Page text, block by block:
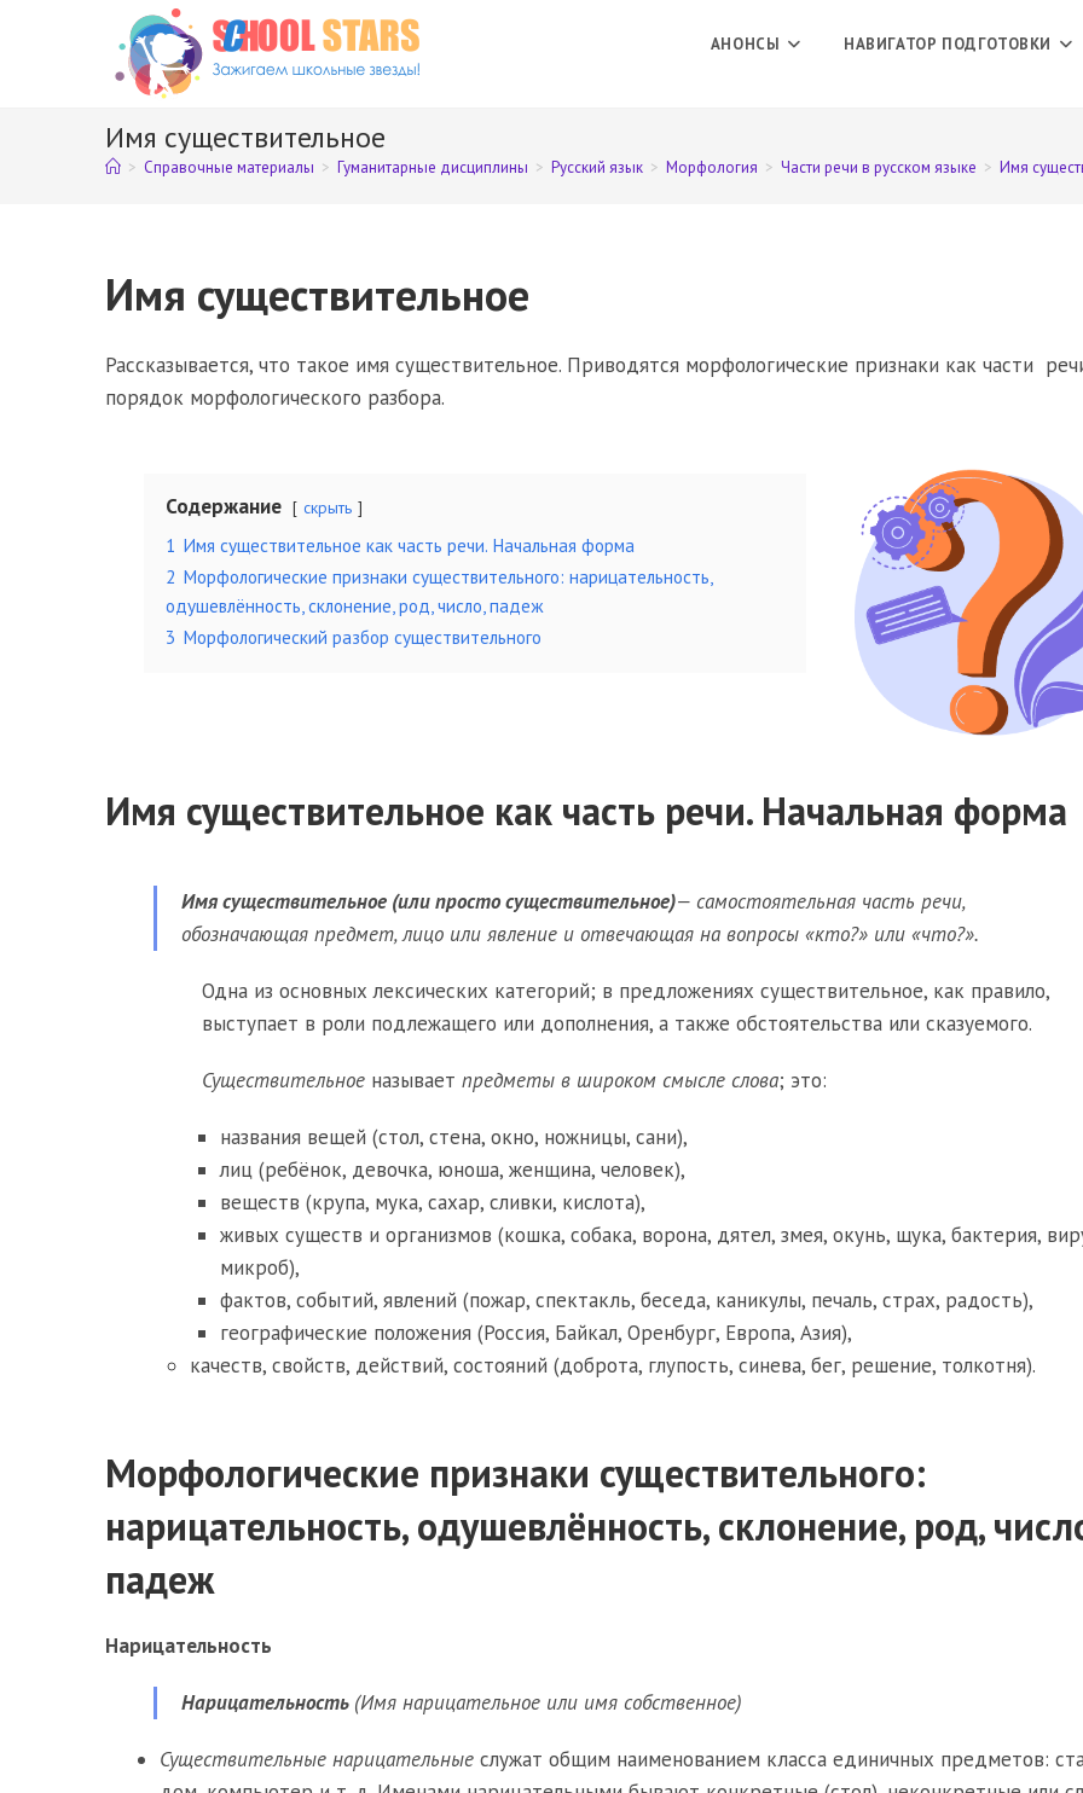
АНОНСЫ НАВИГАТОР ПОДГОТОВКИ
Имя существительное
> Справочные материалы > Гуманитарные дисциплины > Русский язык > Морфология > Части речи в русском языке > Имя
Имя существительное
Рассказывается, что такое имя существительное. Приводятся морфологические признаки как части
порядок морфологического разбора.
Содержание скрыть
1 Имя существительное как часть речи. Начальная форма
2 Морфологические признаки существительного: нарицательность,
одушевлённость, склонение, род, число, падеж
3 Морфологический разбор существительного
Имя существительное как часть речи. Начальная форма
Имя существительное (или просто существительное)— самостоятельная часть речи,
обозначающая предмет, лицо или явление и отвечающая на вопросы «кто?» или «что?».
Одна из основных лексических категорий; в предложениях существительное, как правило,
выступает в роли подлежащего или дополнения, а также обстоятельства или сказуемого.
Существительное называет предметы в широком смысле слова; это:
названия вещей (стол, стена, окно, ножницы, сани),
лиц (ребёнок, девочка, юноша, женщина, человек),
веществ (крупа, мука, сахар, сливки, кислота),
живых существ и организмов (кошка, собака, ворона, дятел, змея, окунь, щука, бактерия,
микроб),
фактов, событий, явлений (пожар, спектакль, беседа, каникулы, печаль, страх, радость),
географические положения (Россия, Байкал, Оренбург, Европа, Азия),
качеств, свойств, действий, состояний (доброта, глупость, синева, бег, решение, толкотня).
Морфологические признаки существительного:
нарицательность, одушевлённость, склонение, род,
падеж
Нарицательность
Нарицательность (Имя нарицательное или имя собственное)
Существительные нарицательные служат общим наименованием класса единичных предметов: